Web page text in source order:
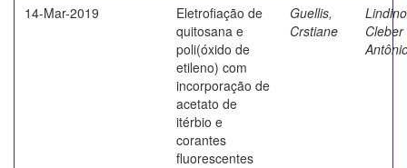
14-Mar-2019
Eletrofiação de
quitosana e
poli(óxido de
etileno) com
incorporação de
acetato de
itérbio e
corantes
fluorescentes
Guellis,
Crstiane
Cleber